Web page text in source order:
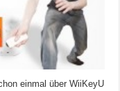
einmal über WiiKeyU